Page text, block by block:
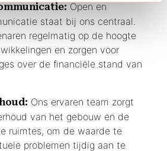
Open en
staat bij ons centraal.
regelmatig op de hoogte
en zorgen voor
over de financiële stand van
Ons ervaren team zorgt
van het gebouw en de
ruimtes, om de waarde te
problemen tijdig aan te